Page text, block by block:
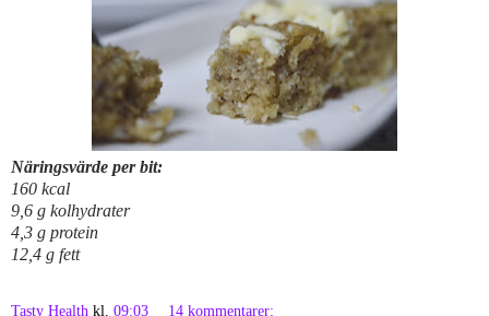
Näringsvärde per bit:
160 kcal
9,6 g kolhydrater
4,3 g protein
12,4 g fett
Tasty Health kl. 09:03 14 kommentarer: